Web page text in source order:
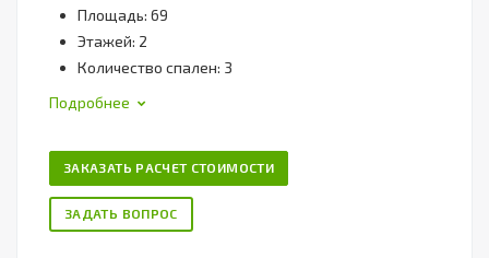
Площадь: 69
Этажей: 2
Количество спален: 3
Подробнее
ЗАКАЗАТЬ РАСЧЕТ СТОИМОСТИ
ЗАДАТЬ ВОПРОС